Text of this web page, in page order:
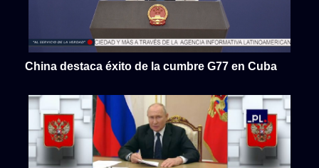
China destaca éxito de la cumbre G77 en Cuba